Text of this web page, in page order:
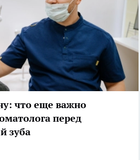
что еще важно
перед
зуба